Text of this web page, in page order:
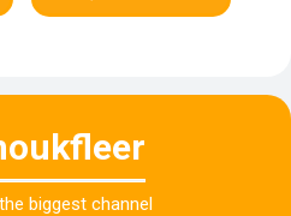
biggest channel